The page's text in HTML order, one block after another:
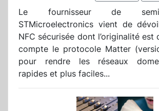
Le fournisseur de semi-
STMicroelectronics vient de
NFC sécurisée dont l’originalité est
compte le protocole Matter
pour rendre les réseaux
rapides et plus faciles...